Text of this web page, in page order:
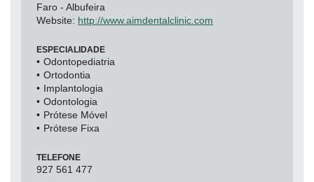
Faro - Albufeira
Website: http://www.aimdentalclinic.com
ESPECIALIDADE
Odontopediatria
Ortodontia
Implantologia
Odontologia
Prótese Móvel
Prótese Fixa
TELEFONE
927 561 477